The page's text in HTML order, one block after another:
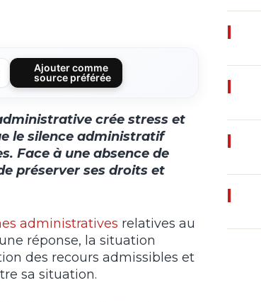
Ajouter comme
source préférée
crée stress et
le silence administratif
Face à une absence de
préserver ses droits et
administratives relatives au
réponse, la situation
des recours admissibles et
sa situation.
|
|
|
|